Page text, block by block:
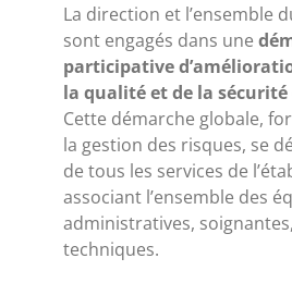
La direction et l’ensemble
sont engagés dans une
participative
la qualité et de la sécurité
Cette démarche globale,
la gestion des risques, se
de tous les services de
associant l’ensemble des
administratives,
techniques.